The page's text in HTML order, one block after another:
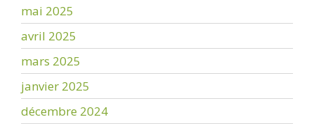
mai 2025
avril 2025
mars 2025
janvier 2025
décembre 2024